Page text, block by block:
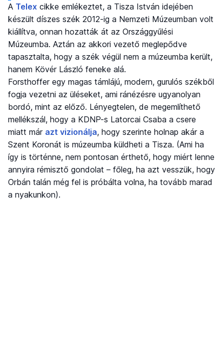
A Telex cikke emlékeztet, a Tisza István idejében
készült díszes szék 2012-ig a Nemzeti Múzeumban volt
kiállítva, onnan hozatták át az Országgyűlési
Múzeumba. Aztán az akkori vezető meglepődve
tapasztalta, hogy a szék végül nem a múzeumba került,
hanem Kövér László feneke alá.
Forsthoffer egy magas támlájú, modern, gurulós székből
fogja vezetni az üléseket, ami ránézésre ugyanolyan
bordó, mint az előző. Lényegtelen, de megemlíthető
mellékszál, hogy a KDNP-s Latorcai Csaba a csere
miatt már azt vizionálja, hogy szerinte holnap akár a
Szent Koronát is múzeumba küldheti a Tisza. (Ami ha
így is történne, nem pontosan érthető, hogy miért lenne
annyira rémisztő gondolat – főleg, ha azt vesszük, hogy
Orbán talán még fel is próbálta volna, ha tovább marad
a nyakunkon).